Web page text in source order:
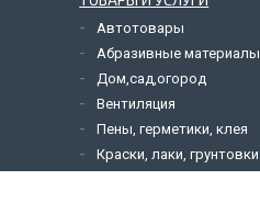
Автотовары
Абразивные материалы
Дом,сад,огород
Вентиляция
Пены, герметики, клея
Краски, лаки, грунтовки